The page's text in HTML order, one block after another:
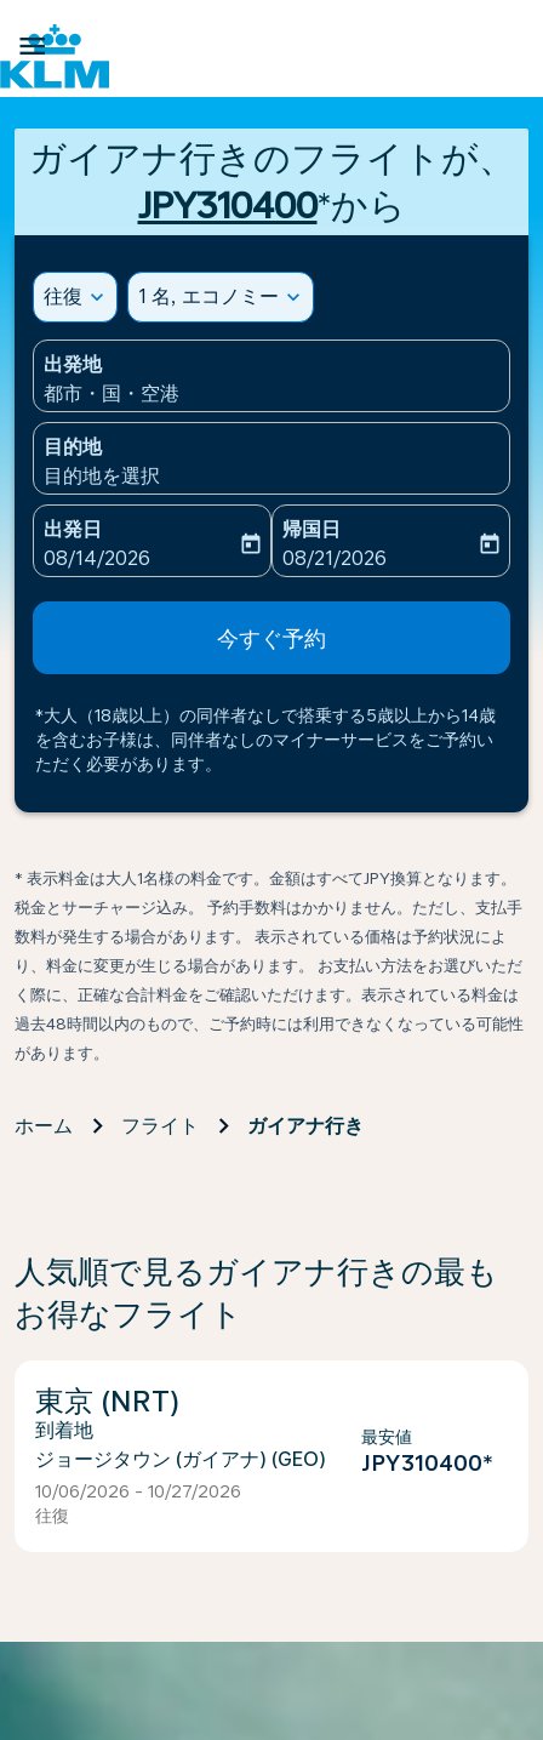

ガイアナ行きのフライトが、
JPY310400*から
往復 expand_more 1 名, エコノミー expand_more
出発地
都市・国・空港
目的地
目的地を選択
出発日
fc-booking-departure-date-aria-label
08/14/2026
today
帰国日
fc-booking-return-date-
08/21/2026
today
今すぐ予約
*大人（18歳以上）の同伴者なしで搭乗する5歳以上から14歳
を含むお子様は、同伴者なしのマイナーサービスをご予約い
ただく必要があります。
* 表示料金は大人1名様の料金です。金額はすべてJPY換算となります。
税金とサーチャージ込み。 予約手数料はかかりません。ただし、支払手
数料が発生する場合があります。 表示されている価格は予約状況によ
り、料金に変更が生じる場合があります。 お支払い方法をお選びいただ
く際に、正確な合計料金をご確認いただけます。表示されている料金は
過去48時間以内のもので、ご予約時には利用できなくなっている可能性
があります。
ホーム フライト ガイアナ行き
人気順で見るガイアナ行きの最も
お得なフライト
東京 (NRT)
ジョージタウン (ガイアナ) (GEO)
10/06/2026 - 10/27/2026
往復
最安値
JPY310400*